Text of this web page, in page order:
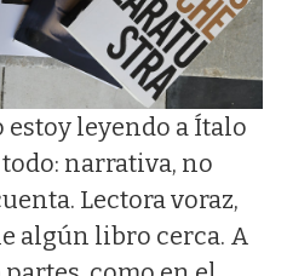
leyendo a Ítalo
narrativa, no
Lectora voraz,
algún libro cerca. A